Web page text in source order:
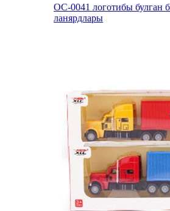
ОС-0041 логотибы булган
ланярдлары